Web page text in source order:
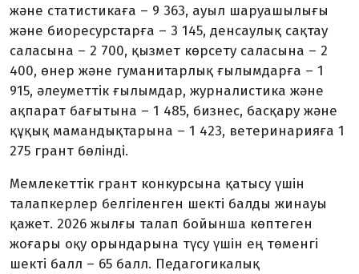
және статистикаға – 9 363, ауыл шаруашылығы
және биоресурстарға – 3 145, денсаулық сақтау
саласына – 2 700, қызмет көрсету саласына – 2
400, өнер және гуманитарлық ғылымдарға – 1
915, әлеуметтік ғылымдар, журналистика және
ақпарат бағытына – 1 485, бизнес, басқару және
құқық мамандықтарына – 1 423, ветеринарияға 1
275 грант бөлінді.
Мемлекеттік грант конкурсына қатысу үшін
талапкерлер белгіленген шекті балды жинауы
қажет. 2026 жылғы талап бойынша көптеген
жоғары оқу орындарына түсу үшін ең төменгі
шекті балл – 65 балл. Педагогикалық